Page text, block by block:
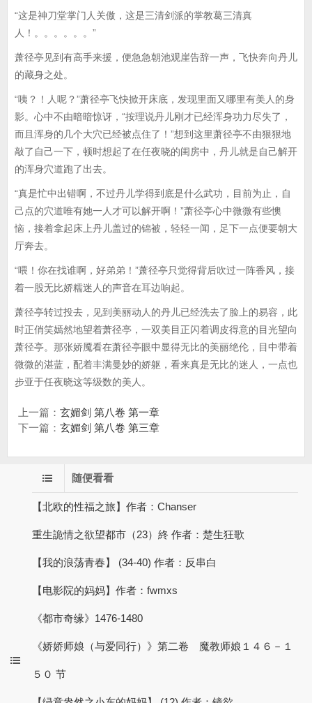
“这是神刀堂掌门人关傲，这是三清剑派的掌教葛三清真
人！。。。。。。”
萧径亭见到有高手来援，便急急朝池观崖告辞一声，飞快奔向丹儿
的藏身之处。
“咦？！人呢？”萧径亭飞快掀开床底，发现里面又哪里有美人的身
影。心中不由暗暗惊讶，“按理说丹儿刚才已经浑身功力尽失了，
而且浑身的几个大穴已经被点住了！”想到这里萧径亭不由狠狠地
敲了自己一下，顿时想起了在任夜晓的闺房中，丹儿就是自己解开
的浑身穴道跑了出去。
“真是忙中出错啊，不过丹儿学得到底是什么武功，目前为止，自
己点的穴道唯有她一人才可以解开啊！”萧径亭心中微微有些懊
恼，接着拿起床上丹儿盖过的锦被，轻轻一闻，足下一点便要朝大
厅奔去。
“喂！你在找谁啊，好弟弟！”萧径亭只觉得背后吹过一阵香风，接
着一股无比娇糯迷人的声音在耳边响起。
萧径亭转过投去，见到美丽动人的丹儿已经洗去了脸上的易容，此
时正俏笑嫣然地望着萧径亭，一双美目正闪着调皮得意的目光望向
萧径亭。那张娇魇看在萧径亭眼中显得无比的美丽绝伦，目中带着
微微的湛蓝，配着丰满曼妙的娇躯，看来真是无比的迷人，一点也
步亚于任夜晓这等级数的美人。
上一篇： 玄媚剑 第八卷 第一章
下一篇： 玄媚剑 第八卷 第三章
随便看看
【北欧的性福之旅】作者：Chanser
重生詭情之欲望都市（23）終 作者：楚生狂歌
【我的浪荡青春】 (34-40) 作者：反串白
【电影院的妈妈】作者：fwmxs
《都市奇缘》1476-1480
《娇娇师娘（与爱同行）》第二卷 魔教师娘１４６－１
５０ 节